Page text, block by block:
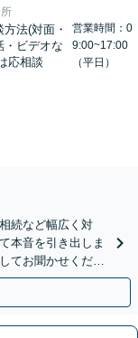
方法(対面・
・ビデオな
応相談
営業時間：0
9:00~17:00
（平日）
続など幅広く対
本音を引き出しま
てお聞かせくださ